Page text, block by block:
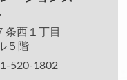
条西１丁目
５階
520-1802